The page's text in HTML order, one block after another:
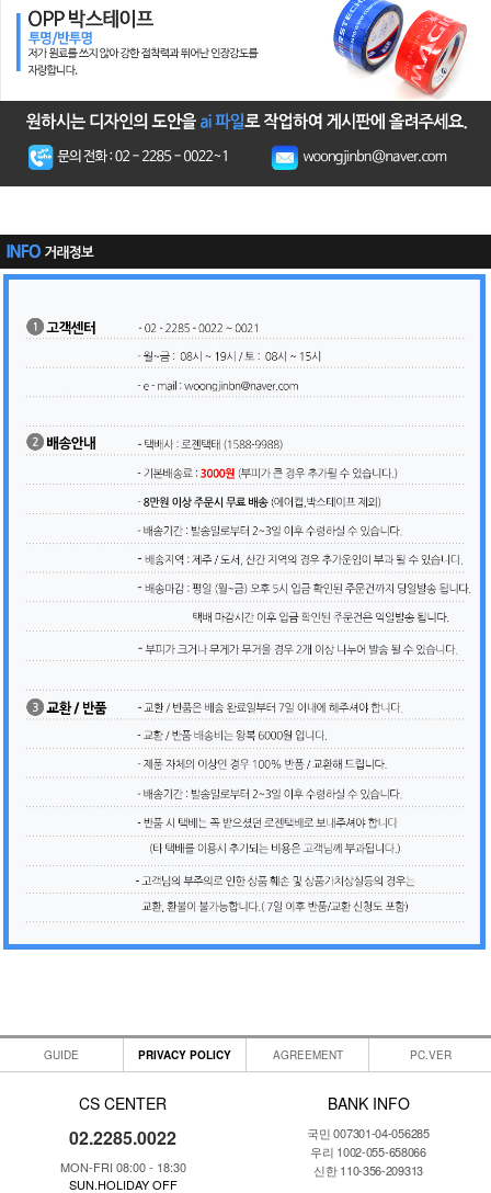
GUIDE PRIVACY POLICY AGREEMENT PC.VER
CS CENTER
02.2285.0022
MON-FRI 08:00 - 18:30
SUN.HOLIDAY OFF
BANK INFO
국민 007301-04-056285
우리 1002-055-658066
신한 110-356-209313